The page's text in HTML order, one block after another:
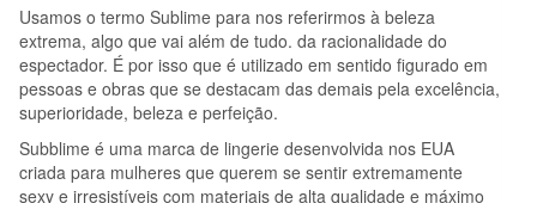
DE
CUORO
ETO
TAMANHO
ÚNICO
Usamos o termo Sublime para nos referirmos à beleza
extrema, algo que vai além de tudo. da racionalidade do
espectador. É por isso que é utilizado em sentido figurado em
pessoas e obras que se destacam das demais pela excelência,
superioridade, beleza e perfeição.
Subblime é uma marca de lingerie desenvolvida nos EUA
criada para mulheres que querem se sentir extremamente
sexy e irresistíveis com materiais de alta qualidade e máximo